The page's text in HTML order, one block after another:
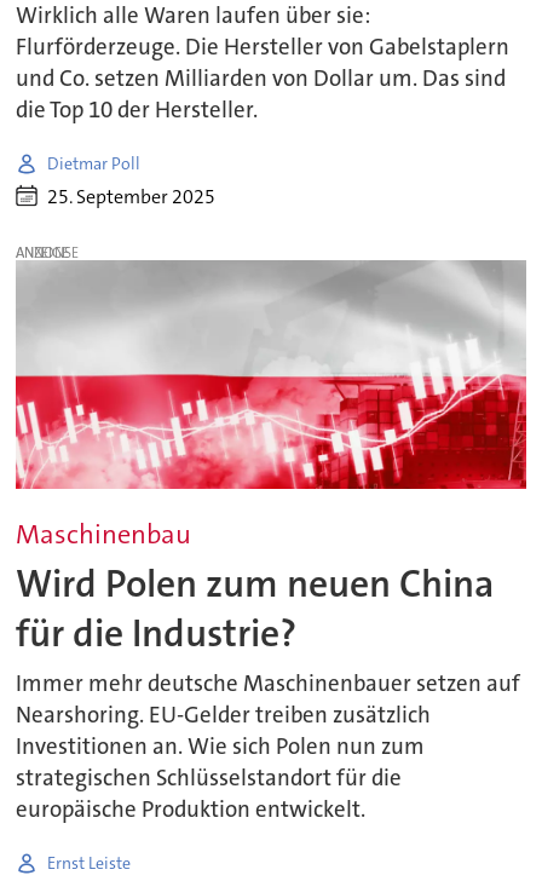
Wirklich alle Waren laufen über sie:
Flurförderzeuge. Die Hersteller von Gabelstaplern
und Co. setzen Milliarden von Dollar um. Das sind
die Top 10 der Hersteller.
Dietmar Poll
25. September 2025
ANZEIGE
Maschinenbau
Wird Polen zum neuen China
für die Industrie?
Immer mehr deutsche Maschinenbauer setzen auf
Nearshoring. EU-Gelder treiben zusätzlich
Investitionen an. Wie sich Polen nun zum
strategischen Schlüsselstandort für die
europäische Produktion entwickelt.
Ernst Leiste